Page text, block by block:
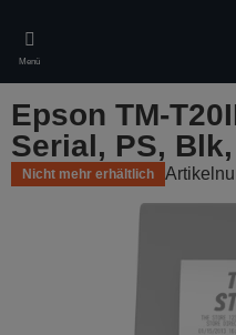
main
content
Menü
Epson TM-
Serial, PS,
Nicht mehr erhältlich